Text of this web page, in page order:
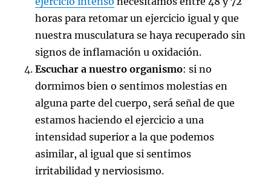
horas para retomar un ejercicio igual y que
nuestra musculatura se haya recuperado sin
signos de inflamación u oxidación.
Escuchar a nuestro organismo: si no
dormimos bien o sentimos molestias en
alguna parte del cuerpo, será señal de que
estamos haciendo el ejercicio a una
intensidad superior a la que podemos
asimilar, al igual que si sentimos
irritabilidad y nerviosismo.